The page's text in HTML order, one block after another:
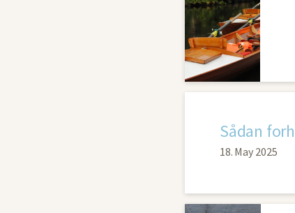
18. May 2025